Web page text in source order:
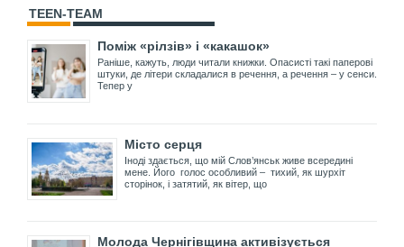
TEEN-TEAM
Поміж «рілзів» і «какашок»
Раніше, кажуть, люди читали книжки. Опасисті такі паперові
штуки, де літери складалися в речення, а речення – у сенси.
Тепер у
Місто серця
Іноді здається, що мій Слов’янськ живе всередині
мене. Його голос особливий – тихий, як шурхіт
сторінок, і затятий, як вітер, що
Молода Чернігівщина активізується